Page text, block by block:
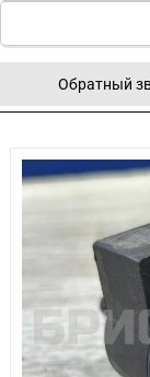
Обратный